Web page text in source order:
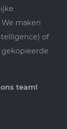
maken
of
team!